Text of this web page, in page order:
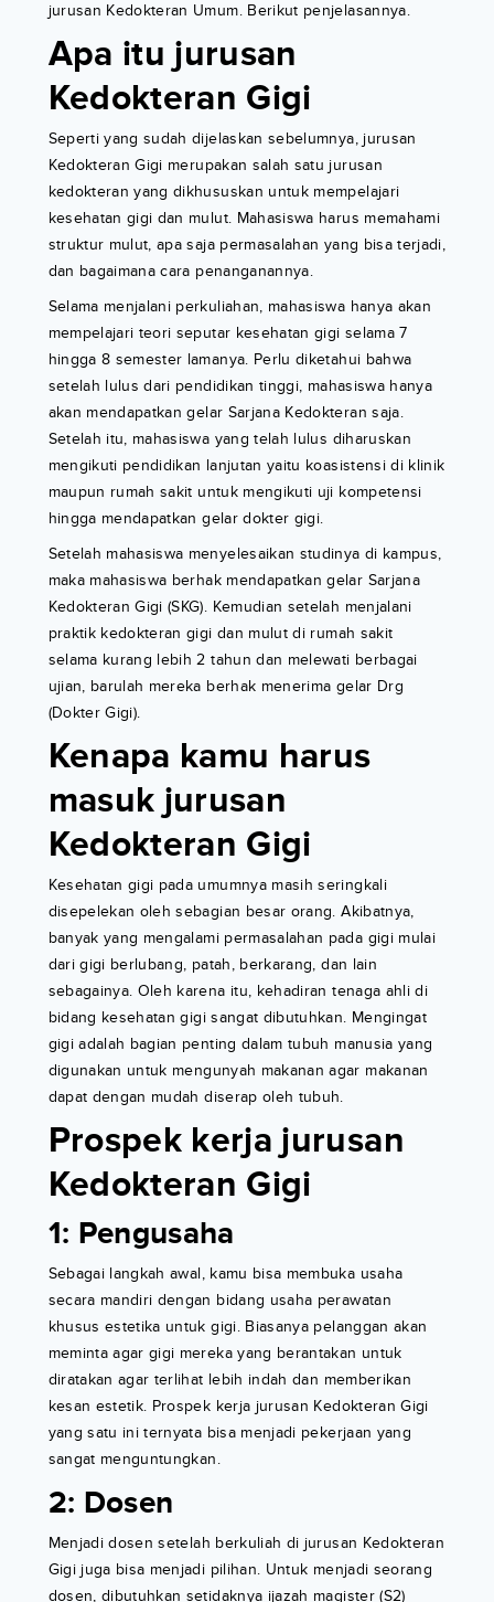
jurusan Kedokteran Umum. Berikut penjelasannya.
Apa itu jurusan
Kedokteran Gigi
Seperti yang sudah dijelaskan sebelumnya, jurusan
Kedokteran Gigi merupakan salah satu jurusan
kedokteran yang dikhususkan untuk mempelajari
kesehatan gigi dan mulut. Mahasiswa harus memahami
struktur mulut, apa saja permasalahan yang bisa terjadi,
dan bagaimana cara penanganannya.
Selama menjalani perkuliahan, mahasiswa hanya akan
mempelajari teori seputar kesehatan gigi selama 7
hingga 8 semester lamanya. Perlu diketahui bahwa
setelah lulus dari pendidikan tinggi, mahasiswa hanya
akan mendapatkan gelar Sarjana Kedokteran saja.
Setelah itu, mahasiswa yang telah lulus diharuskan
mengikuti pendidikan lanjutan yaitu koasistensi di klinik
maupun rumah sakit untuk mengikuti uji kompetensi
hingga mendapatkan gelar dokter gigi.
Setelah mahasiswa menyelesaikan studinya di kampus,
maka mahasiswa berhak mendapatkan gelar Sarjana
Kedokteran Gigi (SKG). Kemudian setelah menjalani
praktik kedokteran gigi dan mulut di rumah sakit
selama kurang lebih 2 tahun dan melewati berbagai
ujian, barulah mereka berhak menerima gelar Drg
(Dokter Gigi).
Kenapa kamu harus
masuk jurusan
Kedokteran Gigi
Kesehatan gigi pada umumnya masih seringkali
disepelekan oleh sebagian besar orang. Akibatnya,
banyak yang mengalami permasalahan pada gigi mulai
dari gigi berlubang, patah, berkarang, dan lain
sebagainya. Oleh karena itu, kehadiran tenaga ahli di
bidang kesehatan gigi sangat dibutuhkan. Mengingat
gigi adalah bagian penting dalam tubuh manusia yang
digunakan untuk mengunyah makanan agar makanan
dapat dengan mudah diserap oleh tubuh.
Prospek kerja jurusan
Kedokteran Gigi
1: Pengusaha
Sebagai langkah awal, kamu bisa membuka usaha
secara mandiri dengan bidang usaha perawatan
khusus estetika untuk gigi. Biasanya pelanggan akan
meminta agar gigi mereka yang berantakan untuk
diratakan agar terlihat lebih indah dan memberikan
kesan estetik. Prospek kerja jurusan Kedokteran Gigi
yang satu ini ternyata bisa menjadi pekerjaan yang
sangat menguntungkan.
2: Dosen
Menjadi dosen setelah berkuliah di jurusan Kedokteran
Gigi juga bisa menjadi pilihan. Untuk menjadi seorang
dosen, dibutuhkan setidaknya ijazah magister (S2)